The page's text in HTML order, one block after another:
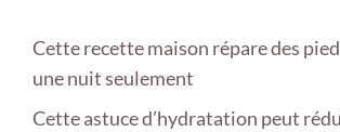
Cette recette maison répare des
une nuit seulement
Cette astuce d’hydratation peut